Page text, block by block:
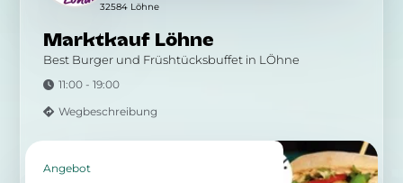
Marktkauf Löhne
Best Burger und Früshtücksbuffet in LÖhne
11:00 - 19:00
Wegbeschreibung
32584 Löhne
Angebot